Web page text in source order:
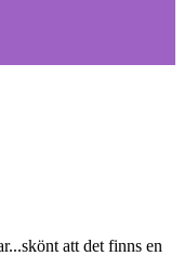
att det finns en